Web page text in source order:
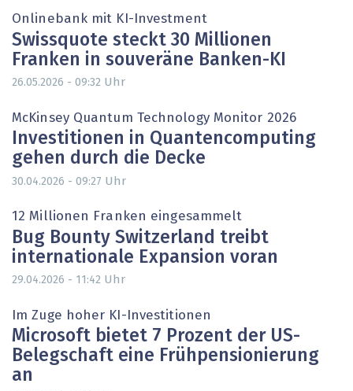
Onlinebank mit KI-Investment
Swissquote steckt 30 Millionen
Franken in souveräne Banken-KI
26.05.2026 - 09:32 Uhr
McKinsey Quantum Technology Monitor 2026
Investitionen in Quantencomputing
gehen durch die Decke
30.04.2026 - 09:27 Uhr
12 Millionen Franken eingesammelt
Bug Bounty Switzerland treibt
internationale Expansion voran
29.04.2026 - 11:42 Uhr
Im Zuge hoher KI-Investitionen
Microsoft bietet 7 Prozent der US-
Belegschaft eine Frühpensionierung
an